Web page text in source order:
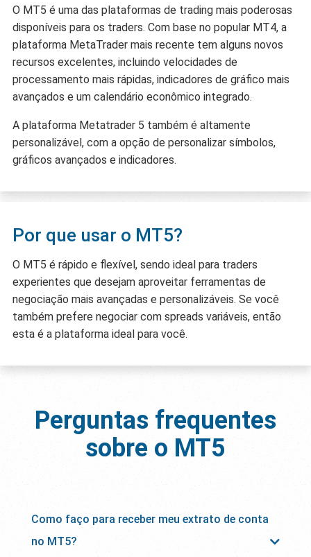
O MT5 é uma das plataformas de trading mais poderosas
disponíveis para os traders. Com base no popular MT4, a
plataforma MetaTrader mais recente tem alguns novos
recursos excelentes, incluindo velocidades de
processamento mais rápidas, indicadores de gráfico mais
avançados e um calendário econômico integrado.
A plataforma Metatrader 5 também é altamente
personalizável, com a opção de personalizar símbolos,
gráficos avançados e indicadores.
Por que usar o MT5?
O MT5 é rápido e flexível, sendo ideal para traders
experientes que desejam aproveitar ferramentas de
negociação mais avançadas e personalizáveis. Se você
também prefere negociar com spreads variáveis, então
esta é a plataforma ideal para você.
Perguntas frequentes
sobre o MT5
Como faço para receber meu extrato de conta
no MT5?